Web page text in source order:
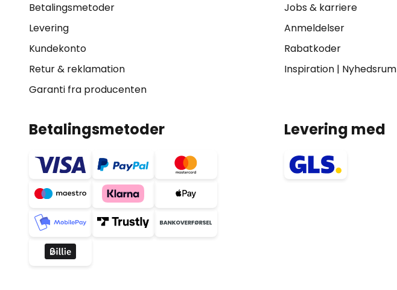
Betalingsmetoder
Levering
Kundekonto
Retur & reklamation
Garanti fra producenten
Jobs & karriere
Anmeldelser
Rabatkoder
Inspiration| Nyhedsrum
Betalingsmetoder Levering med